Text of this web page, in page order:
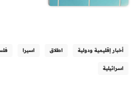
أخبار إقليمية ودولية اطلاق اسيرا
اسرائيلية